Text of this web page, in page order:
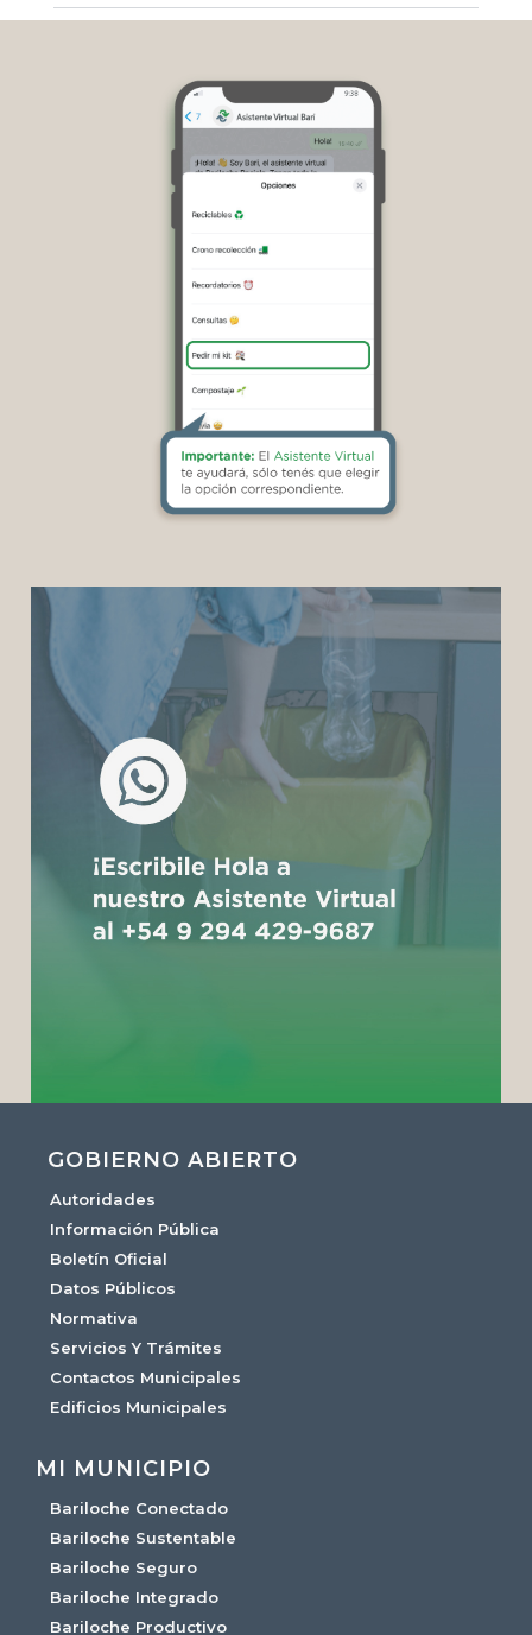
GOBIERNO ABIERTO
Autoridades
Información Pública
Boletín Oficial
Datos Públicos
Normativa
Servicios Y Trámites
Contactos Municipales
Edificios Municipales
MI MUNICIPIO
Bariloche Conectado
Bariloche Sustentable
Bariloche Seguro
Bariloche Integrado
Bariloche Productivo